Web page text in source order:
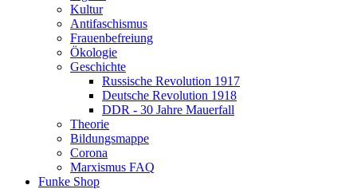
Kultur
Antifaschismus
Frauenbefreiung
Ökologie
Geschichte
Russische Revolution 1917
Deutsche Revolution 1918
DDR - 30 Jahre Mauerfall
Theorie
Bildungsmappe
Corona
Marxismus FAQ
Funke Shop